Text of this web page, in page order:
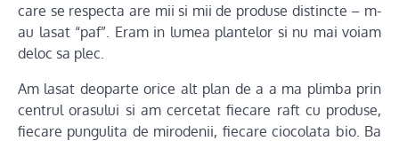
care se respecta are mii si mii de produse distincte – m-
au lasat “paf”. Eram in lumea plantelor si nu mai voiam
deloc sa plec.
Am lasat deoparte orice alt plan de a a ma plimba prin
centrul orasului si am cercetat fiecare raft cu produse,
fiecare pungulita de mirodenii, fiecare ciocolata bio. Ba